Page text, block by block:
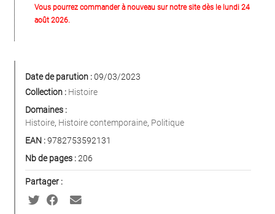
Vous pourrez commander à nouveau sur notre site dès le lundi 24
août 2026.
Date de parution :09/03/2023
Collection : Histoire
Domaines :
Histoire, Histoire contemporaine, Politique
EAN :9782753592131
Nb de pages :206
Partager :